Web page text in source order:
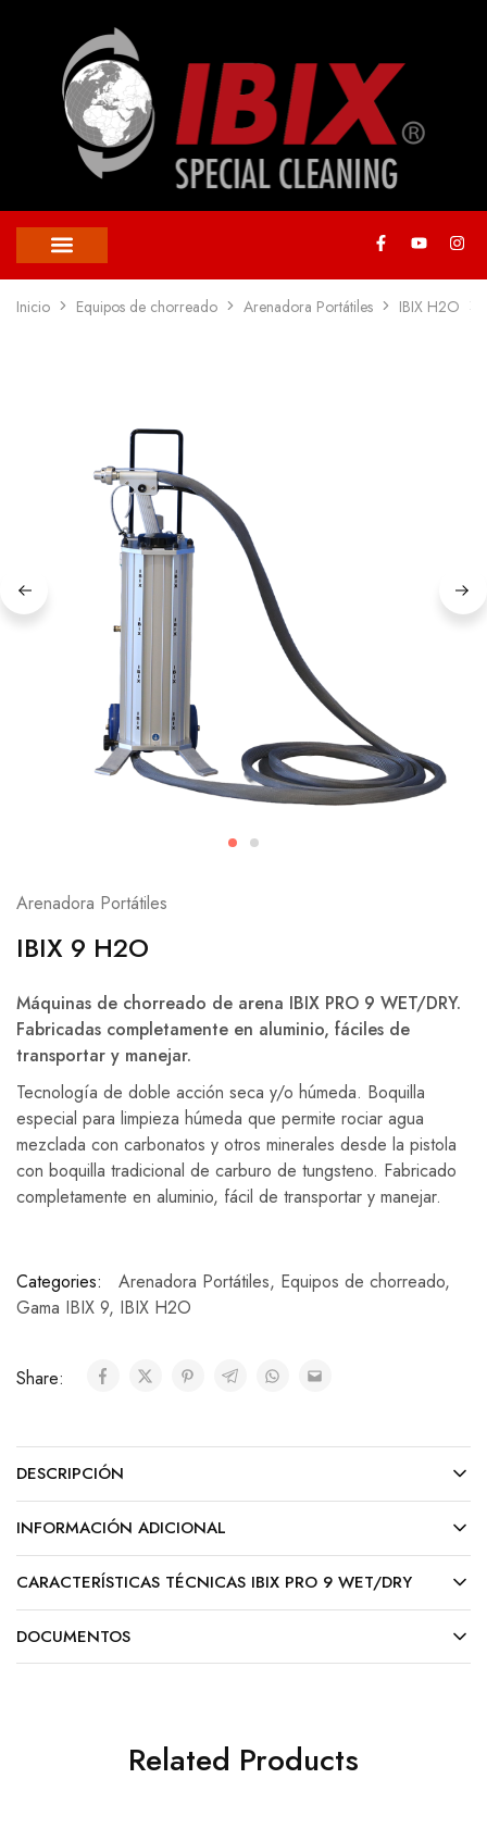
Inicio Equipos de chorreado Arenadora Portátiles IBIX H2O
Arenadora Portátiles
IBIX 9 H2O
Máquinas de chorreado de arena IBIX PRO 9 WET/DRY.
Fabricadas completamente en aluminio, fáciles de
transportar y manejar.
Tecnología de doble acción seca y/o húmeda. Boquilla
especial para limpieza húmeda que permite rociar agua
mezclada con carbonatos y otros minerales desde la pistola
con boquilla tradicional de carburo de tungsteno. Fabricado
completamente en aluminio, fácil de transportar y manejar.
Categories: Arenadora Portátiles, Equipos de chorreado,
Gama IBIX 9, IBIX H2O
Share:
DESCRIPCIÓN
INFORMACIÓN ADICIONAL
CARACTERÍSTICAS TÉCNICAS IBIX PRO 9 WET/DRY
DOCUMENTOS
Related Products